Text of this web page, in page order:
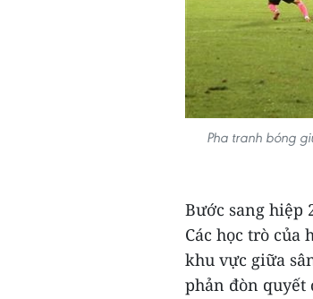
Pha tranh bóng
Bước sang hiệp
Các học trò của
khu vực giữa
phản đòn quyết